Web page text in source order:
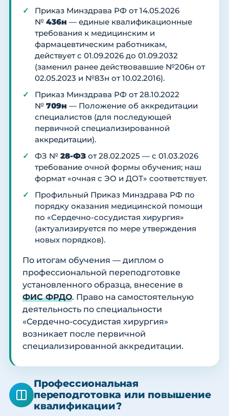
Приказ Минздрава РФ от 14.05.2026
№ 436н — единые квалификационные
требования к медицинским и
фармацевтическим работникам,
действует с 01.09.2026 до 01.09.2032
(заменил ранее действовавшие №206н от
02.05.2023 и №83н от 10.02.2016).
Приказ Минздрава РФ от 28.10.2022
№ 709н — Положение об аккредитации
специалистов (для последующей
первичной специализированной
аккредитации).
ФЗ № 28-ФЗ от 28.02.2025 — с 01.03.2026
требование очной формы обучения; наш
формат «очная с ЭО и ДОТ» соответствует.
Профильный Приказ Минздрава РФ по
порядку оказания медицинской помощи
по «Сердечно-сосудистая хирургия»
(актуализируется по мере утверждения
новых порядков).
По итогам обучения — диплом о
профессиональной переподготовке
установленного образца, внесение в
ФИС ФРДО. Право на самостоятельную
деятельность по специальности
«Сердечно-сосудистая хирургия»
возникает после первичной
специализированной аккредитации.
Профессиональная
переподготовка или повышение
квалификации?